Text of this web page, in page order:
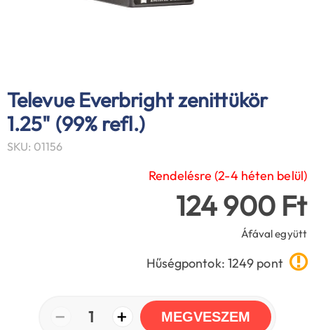
Televue Everbright zenittükör
1.25" (99% refl.)
SKU: 01156
Rendelésre (2-4 héten belül)
124 900 Ft
Áfával együtt
Hűségpontok: 1249 pont
− 1 + MEGVESZEM